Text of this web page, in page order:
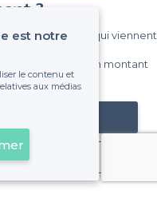
?
de visiteurs qui viennent
vous payez un montant
la facture.
est notre
le contenu et
aux médias